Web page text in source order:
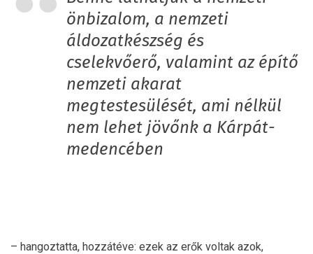
önbizalom, a nemzeti
áldozatkészség és
cselekvőerő, valamint az építő
nemzeti akarat
megtestesülését, ami nélkül
nem lehet jövőnk a Kárpát-
medencében
– hangoztatta, hozzátéve: ezek az erők voltak azok,